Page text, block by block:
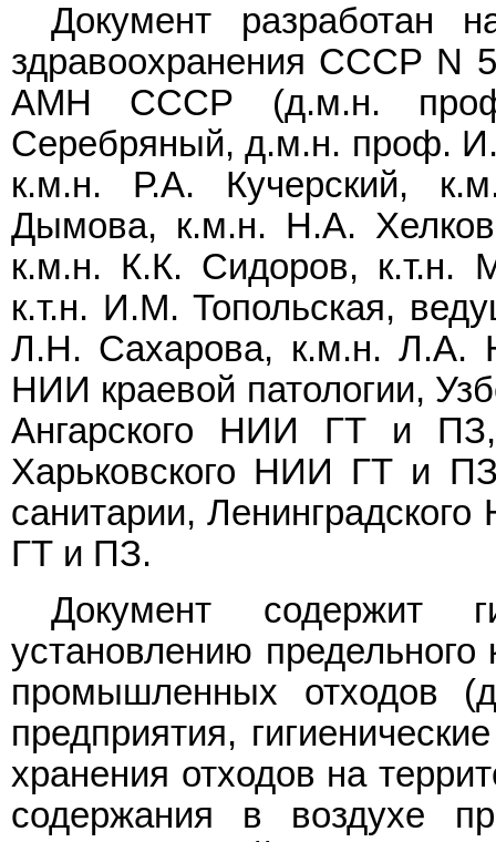
Документ разработан
здравоохранения СССР N
АМН СССР (д.м.н.
Серебряный, д.м.н. проф.
к.м.н. Р.А. Кучерский,
Дымова, к.м.н. Н.А.
к.м.н. К.К. Сидоров, к.т.н.
к.т.н. И.М. Топольская,
Л.Н. Сахарова, к.м.н. Л.А.
НИИ краевой патологии,
Ангарского НИИ ГТ и
Харьковского НИИ ГТ и
санитарии,
ГТ и ПЗ.
Документ содержит
установлению предельного
промышленных отходов
предприятия,
хранения отходов на
содержания в воздухе